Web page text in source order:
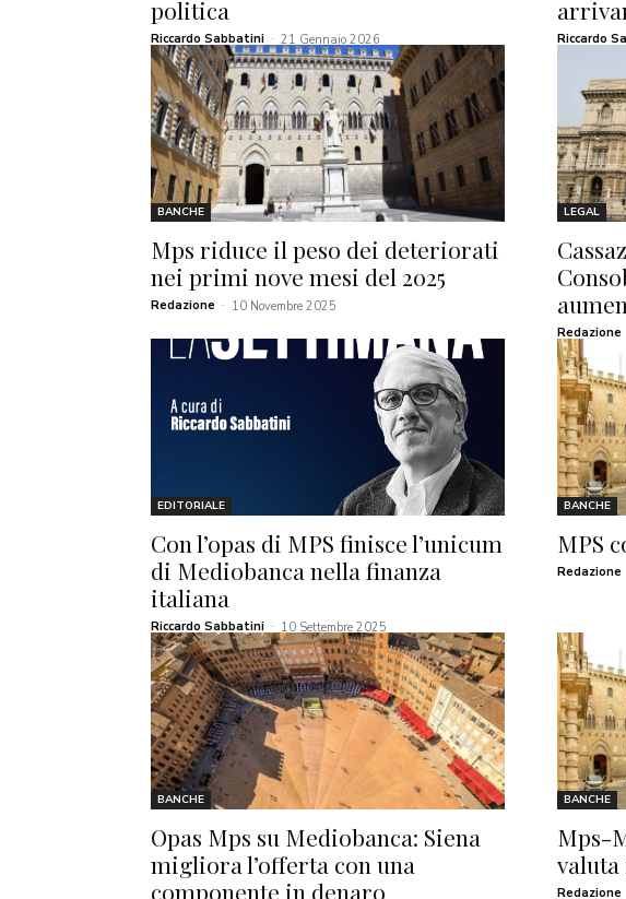
politica
Riccardo Sabbatini - 21 Gennaio 2026 Riccardo
BANCHE
Mps riduce il peso dei deteriorati
nei primi nove mesi del 2025
Redazione - 10 Novembre 2025
LEGAL
Redazione
EDITORIALE
Con l’opas di MPS finisce l’unicum
di Mediobanca nella finanza
italiana
Riccardo Sabbatini - 10 Settembre 2025
BANCHE
MPS
Redazione
BANCHE
Opas Mps su Mediobanca: Siena
migliora l’offerta con una
componente in denaro
BANCHE
Mps-
Redazione